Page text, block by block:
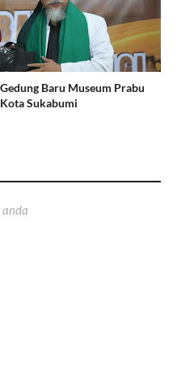
Baru Museum Prabu
Sukabumi